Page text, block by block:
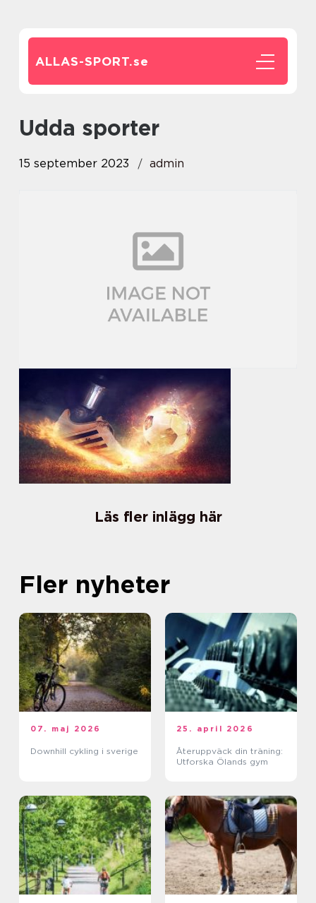
ALLAS-SPORT.se
udda sporter
15 september 2023 admin
Läs fler inlägg här
Fler nyheter
07. maj 2026
Downhill cykling i sverige
25. april 2026
Återuppväck din träning:
Utforska Ölands gym